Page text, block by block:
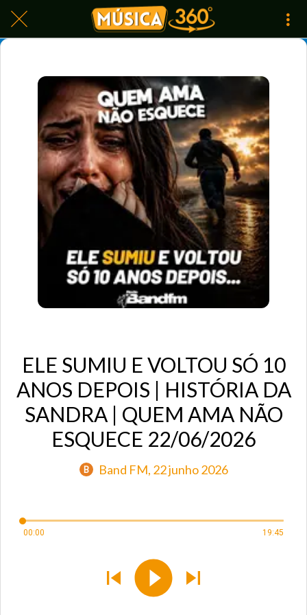
ELE SUMIU E VOLTOU SÓ 10
ANOS DEPOIS | HISTÓRIA DA
SANDRA | QUEM AMA NÃO
ESQUECE 22/06/2026
B Band FM, 22 junho 2026
00:00 19:45